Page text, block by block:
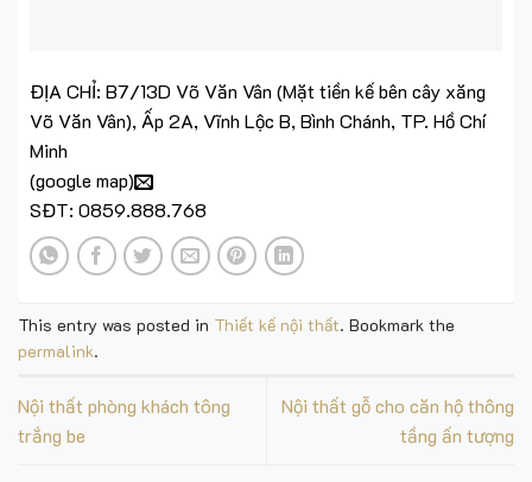
ĐỊA CHỈ: B7/13D Võ Văn Vân (Mặt tiền kế bên cây xăng
Võ Văn Vân), Ấp 2A, Vĩnh Lộc B, Bình Chánh, TP. Hồ Chí
Minh
(google map)
SĐT: 0859.888.768
This entry was posted in Thiết kế nội thất. Bookmark the
permalink.
Nội thất phòng khách tông
trắng be
Nội thất gỗ cho căn hộ thông
tầng ấn tượng